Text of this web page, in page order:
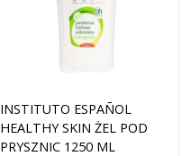
INSTITUTO ESPAÑOL
HEALTHY SKIN ŻEL POD
PRYSZNIC 1250 ML